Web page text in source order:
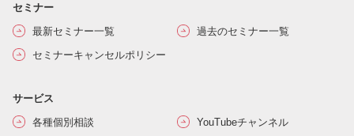
セミナー
最新セミナー一覧
過去のセミナー一覧
セミナーキャンセルポリシー
サービス
各種個別相談
YouTubeチャンネル